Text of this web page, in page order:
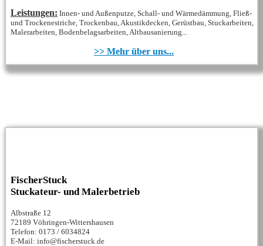
Leistungen: Innen- und Außenputze, Schall- und Wärmedämmung, Fließ-
und Trockenestriche, Trockenbau, Akustikdecken, Gerüstbau, Stuckarbeiten,
Malerarbeiten, Bodenbelagsarbeiten, Altbausanierung...
>> Mehr über uns...
FischerStuck
Stuckateur- und Malerbetrieb
Albstraße 12
72189 Vöhringen-Wittershausen
Telefon: 0173 / 6034824
E-Mail: info@fischerstuck.de